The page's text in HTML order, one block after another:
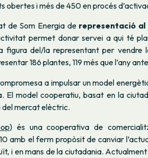
obertes i més de 450 en procés
de Som Energia de representació
permet donar servei a qui té
figura del/la representant per vendre
186 plantes, 119 més que l’any
a impulsar un model
El model cooperatiu, basat en la
mercat elèctric.
) és una cooperativa de
amb el ferm propòsit de canviar
i en mans de la ciutadania.